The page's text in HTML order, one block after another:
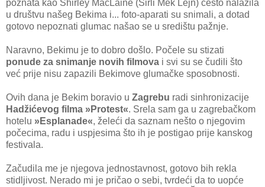
poznata kao Shirley MacLaine (Širli Mek Lejn) često nalazila
u društvu našeg Bekima i... foto-aparati su snimali, a dotad
gotovo nepoznati glumac našao se u središtu pažnje.
Naravno, Bekimu je to dobro došlo. Počele su stizati
ponude za snimanje novih filmova i svi su se čudili što
već prije nisu zapazili Bekimove glumačke sposobnosti.
Ovih dana je Bekim boravio u Zagrebu radi sinhronizacije
Hadžićevog filma »Protest«. Srela sam ga u zagrebačkom
hotelu »Esplanade«, želeći da saznam nešto o njegovim
počecima, radu i uspjesima što ih je postigao prije kanskog
festivala.
Začudila me je njegova jednostavnost, gotovo bih rekla
stidljivost. Nerado mi je pričao o sebi, tvrdeći da to uopće